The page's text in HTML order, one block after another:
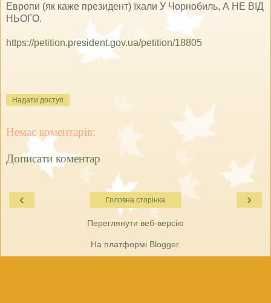
Европи (як каже президент) їхали У Чорнобиль, А НЕ ВІД
НЬОГО.
https://petition.president.gov.ua/petition/18805
Надати доступ
Немає коментарів:
Дописати коментар
‹ ›
Головна сторінка
Переглянути веб-версію
На платформі Blogger.